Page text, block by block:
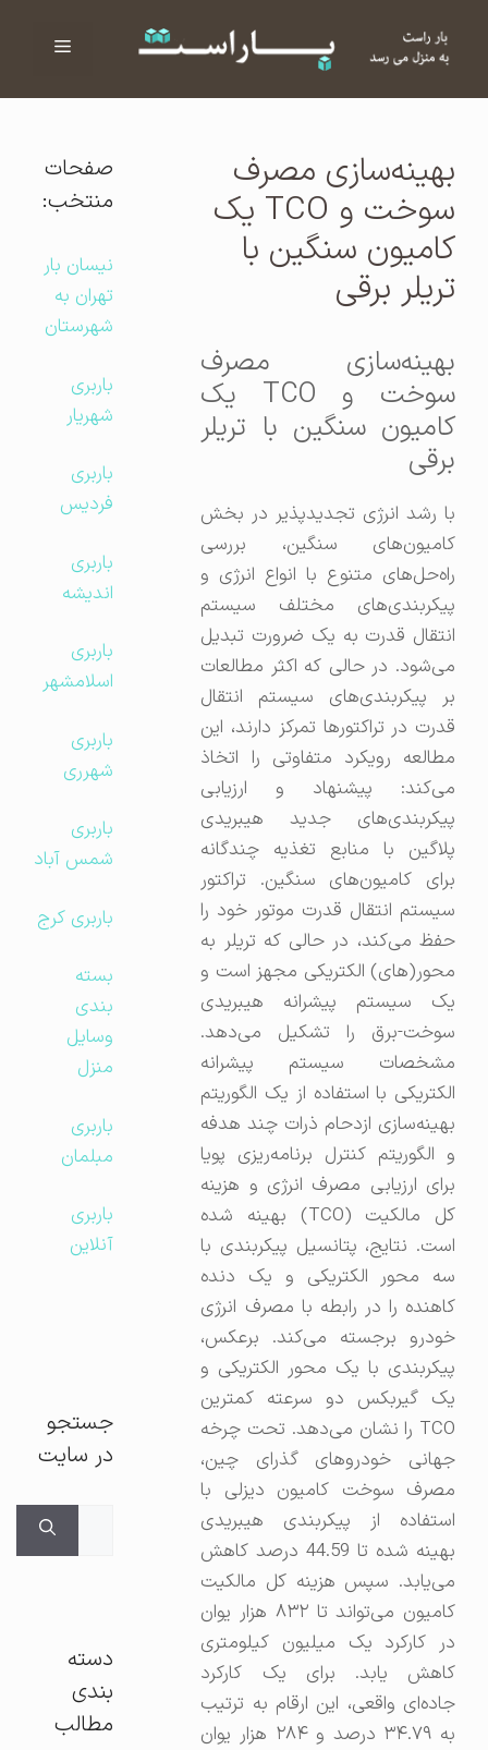
فهرست
بهینه‌سازی مصرف
سوخت و TCO یک
کامیون سنگین با
تریلر برقی
بهینه‌سازی مصرف
سوخت و TCO یک
کامیون سنگین با تریلر
برقی
با رشد انرژی تجدیدپذیر در بخش
کامیون‌های سنگین، بررسی
راه‌حل‌های متنوع با انواع انرژی و
پیکربندی‌های مختلف سیستم
انتقال قدرت به یک ضرورت تبدیل
می‌شود. در حالی که اکثر مطالعات
بر پیکربندی‌های سیستم انتقال
قدرت در تراکتورها تمرکز دارند، این
مطالعه رویکرد متفاوتی را اتخاذ
می‌کند: پیشنهاد و ارزیابی
پیکربندی‌های جدید هیبریدی
پلاگین با منابع تغذیه چندگانه
برای کامیون‌های سنگین. تراکتور
سیستم انتقال قدرت موتور خود را
حفظ می‌کند، در حالی که تریلر به
محور(های) الکتریکی مجهز است و
یک سیستم پیشرانه هیبریدی
سوخت-برق را تشکیل می‌دهد.
مشخصات سیستم پیشرانه
الکتریکی با استفاده از یک الگوریتم
بهینه‌سازی ازدحام ذرات چند هدفه
و الگوریتم کنترل برنامه‌ریزی پویا
برای ارزیابی مصرف انرژی و هزینه
کل مالکیت (TCO) بهینه شده
است. نتایج، پتانسیل پیکربندی با
سه محور الکتریکی و یک دنده
کاهنده را در رابطه با مصرف انرژی
خودرو برجسته می‌کند. برعکس،
پیکربندی با یک محور الکتریکی و
یک گیربکس دو سرعته کمترین
TCO را نشان می‌دهد. تحت چرخه
جهانی خودروهای گذرای چین،
مصرف سوخت کامیون دیزلی با
استفاده از پیکربندی هیبریدی
بهینه شده تا 44.59 درصد کاهش
می‌یابد. سپس هزینه کل مالکیت
کامیون می‌تواند تا ۸۳۲ هزار یوان
در کارکرد یک میلیون کیلومتری
کاهش یابد. برای یک کارکرد
جاده‌ای واقعی، این ارقام به ترتیب
به ۳۴.۷۹ درصد و ۲۸۴ هزار یوان
صفحات
منتخب:
نیسان بار
تهران به
شهرستان
باربری
شهریار
باربری
فردیس
باربری
اندیشه
باربری
اسلامشهر
باربری
شهرری
باربری
شمس آباد
باربری کرج
بسته
بندی
وسایل
منزل
باربری
مبلمان
باربری
آنلاین
جستجو
در سایت
دسته
بندی
مطالب